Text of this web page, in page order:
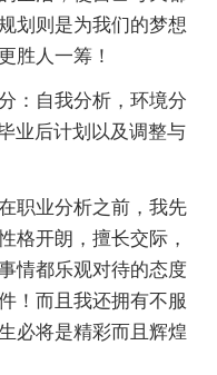
划则是为我们的梦想
胜人一筹！
：自我分析，环境分
业后计划以及调整与
职业分析之前，我先
格开朗，擅长交际，
情都乐观对待的态度
！而且我还拥有不服
必将是精彩而且辉煌